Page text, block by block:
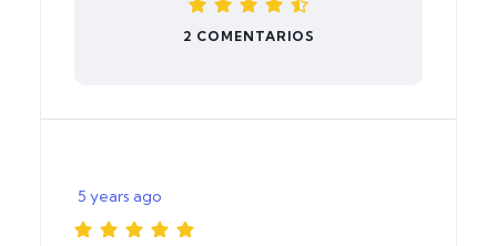
2 COMENTARIOS
5 years ago